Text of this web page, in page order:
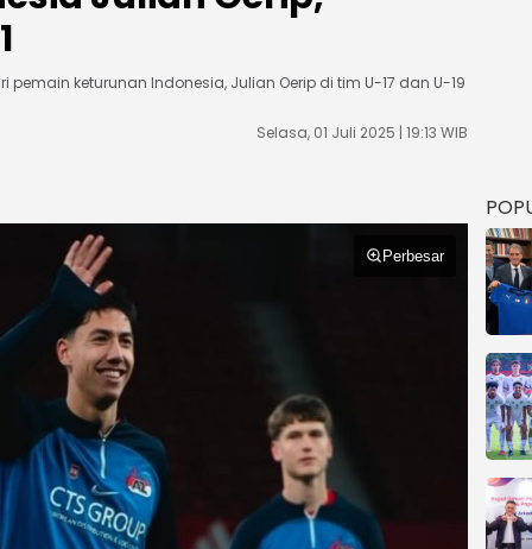
pemain keturunan Indonesia, Julian Oerip di tim U-17 dan U-19
Selasa, 01 Juli 2025 | 19:13 WIB
Perbesar